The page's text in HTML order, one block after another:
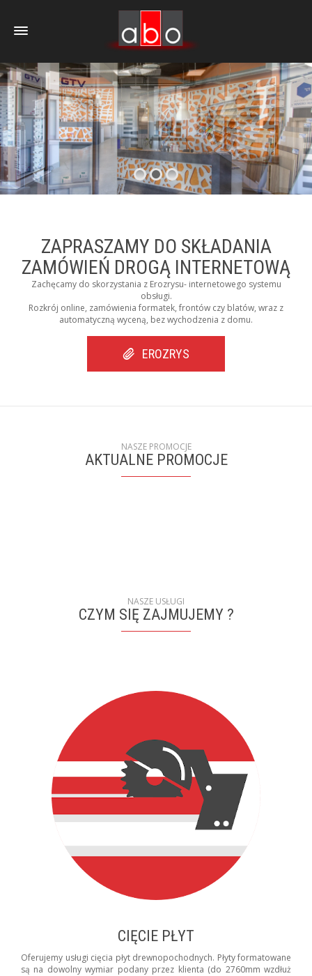
ZAPRASZAMY DO SKŁADANIA
ZAMÓWIEŃ DROGĄ INTERNETOWĄ
Zachęcamy do skorzystania z Erozrysu- internetowego systemu
obsługi.
Rozkrój online, zamówienia formatek, frontów czy blatów, wraz z
automatyczną wyceną, bez wychodzenia z domu.
EROZRYS
NASZE PROMOCJE
AKTUALNE PROMOCJE
NASZE USŁUGI
CZYM SIĘ ZAJMUJEMY ?
CIĘCIE PŁYT
Oferujemy usługi cięcia płyt drewnopochodnych. Płyty formatowane
są na dowolny wymiar podany przez klienta (do 2760mm wzdłuż